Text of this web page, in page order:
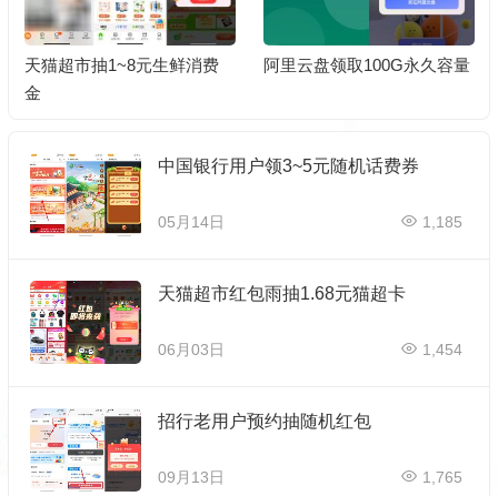
天猫超市抽1~8元生鲜消费
金
阿里云盘领取100G永久容量
中国银行用户领3~5元随机话费券
05月14日 1,185
天‪猫超‪市红‪包‪雨抽1.68元猫‪超卡
06月03日 1,454
招行老用户预约抽随机红包
09月13日 1,765